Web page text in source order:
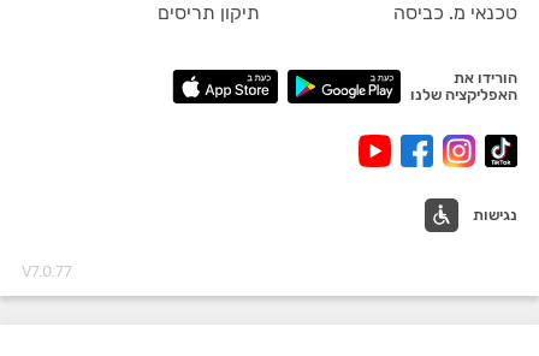
טכנאי מ. כביסה
תיקון תריסים
הורידו את
האפליקציה שלנו
נגישות
V7.0.77